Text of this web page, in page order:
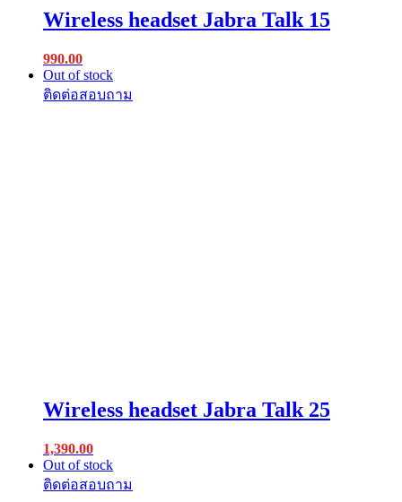
Wireless headset Jabra Talk 15
990.00
Out of stock
Wireless headset Jabra Talk 25
1,390.00
Out of stock